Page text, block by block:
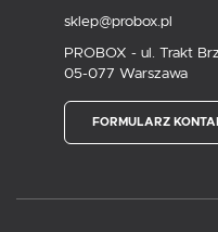
sklep@probox.pl
PROBOX - ul. Trakt
05-077 Warszawa
FORMULARZ